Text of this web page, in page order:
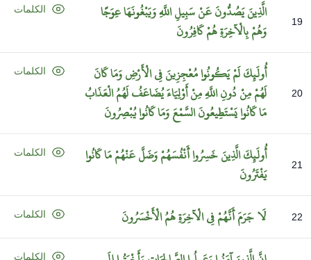
19 الَّذِينَيَصُدُّونَعَنْسَبِيلِاللَّهِوَيَبْغُونَهَاعِوَجًا
وَهُمْبِالْآخِرَةِهُمْكَافِرُونَ
الكلمات
20
أُولَئِكَلَمْيَكُونُوامُعْجِزِينَفِيالْأَرْضِوَمَاكَانَ
لَهُمْمِنْدُونِاللَّهِمِنْأَوْلِيَاءَيُضَاعَفُلَهُمُالْعَذَابُ
مَاكَانُوايَسْتَطِيعُونَالسَّمْعَوَمَاكَانُوايُبْصِرُونَ
الكلمات
21 أُولَئِكَالَّذِينَخَسِرُواأَنْفُسَهُمْوَضَلَّعَنْهُمْمَاكَانُوا
يَفْتَرُونَ
الكلمات
22 لَاجَرَمَأَنَّهُمْفِيالْآخِرَةِهُمُالْأَخْسَرُونَ الكلمات
الكلمات